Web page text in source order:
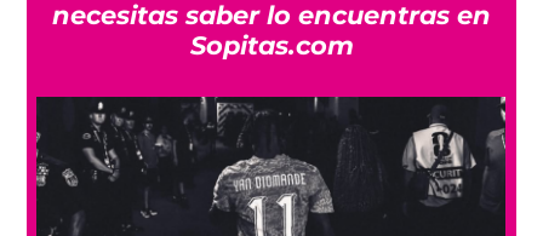
necesitas saber lo encuentras en
Sopitas.com